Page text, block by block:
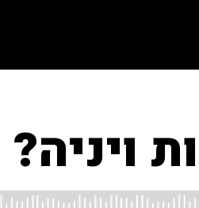
ויניה?